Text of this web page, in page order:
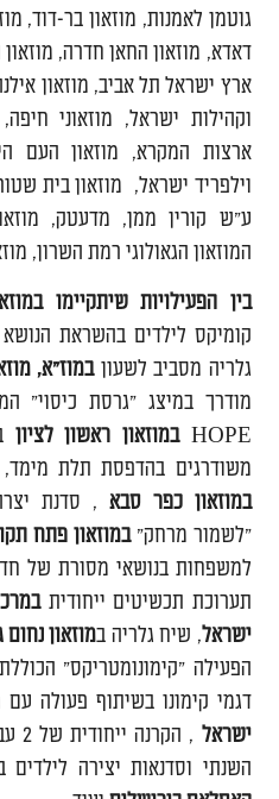
גוטמן לאמנות, מוזאון בר-דוד,
דאדא, מוזאון החאן חדרה,
ארץ ישראל תל אביב, מוזאון
וקהילות ישראל, מוזאוני
ארצות המקרא, מוזאון העם
וילפריד ישראל, מוזאון בית
ע"ש קורין ממן, מדעטק,
המוזאון הגאולוגי רמת השרון,
בין הפעילויות שיתקיימו
קומיקס לילדים בהשראת
גלריה מסביב לשעוןבמוז"א,
מודרך במיצג "גרסת כיסוי"
HOPE במוזאון ראשון לציון
משודרגים בהדפסת תלת מימד,
במוזאון כפר סבא , סדנת
"לשמור מרחק"במוזאון פתח
למשפחות בנושאי מסורת של
תערוכת תכשיטים ייחודית
ישראל, שיח גלריה במוזאון
הפעילה ״קימונומטריקס״
דגמי קימונו בשיתוף פעולה
ישראל
,
השנתי וסדנאות יצירה